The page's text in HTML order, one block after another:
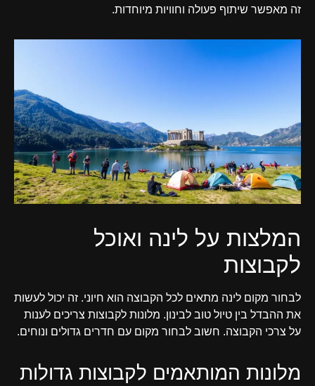
זה מאפשר שיתוף פעולה וחוויות מיוחדות.
המלצות על לינה ואוכל
לקבוצות
לבחור מקום לינה מתאים לכל הקבוצה הוא חיוני. זה יכול לעשות
את ההבדל בין טיול טוב לבינון. מלונות לקבוצות צריכים לענות
על צרכי הקבוצה. חשוב לבחור מקום עם חדרים גדולים ונוחים.
מלונות המותאמים לקבוצות גדולות